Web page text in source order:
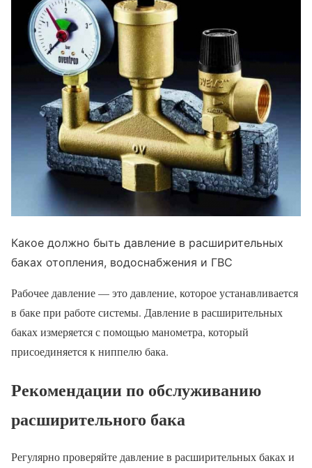
Какое должно быть давление в расширительных
баках отопления, водоснабжения и ГВС
Рабочее давление — это давление, которое устанавливается
в баке при работе системы. Давление в расширительных
баках измеряется с помощью манометра, который
присоединяется к ниппелю бака.
Рекомендации по обслуживанию
расширительного бака
Регулярно проверяйте давление в расширительных баках и